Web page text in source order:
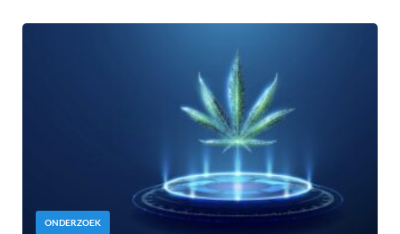
ONDERZOEK